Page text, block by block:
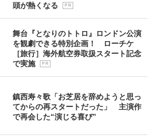
頭が熱くなる
P R
舞台『となりのトトロ』ロンドン公演
を観劇できる特別企画！ ローチケ
［旅行］海外航空券取扱スタート記念
で実施
P R
鎮西寿々歌「お芝居を辞めようと思っ
てからの再スタートだった」 主演作
で再会した“演じる喜び”